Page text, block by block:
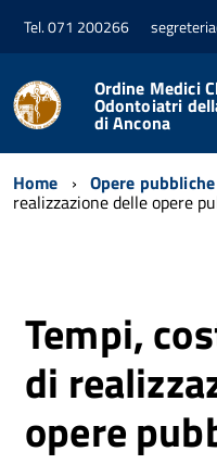
Tel. 071 200266
Ordine Medici
Odontoiatri
di Ancona
Home Opere pubbliche
realizzazione delle opere
Tempi,
di
opere